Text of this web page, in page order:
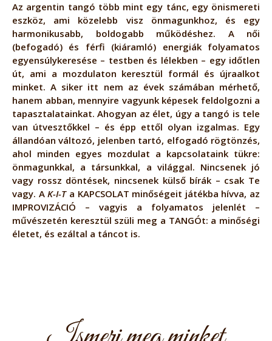
Az argentin tangó több mint egy tánc, egy önismereti
eszköz, ami közelebb visz önmagunkhoz, és egy
harmonikusabb, boldogabb működéshez. A női
(befogadó) és férfi (kiáramló) energiák folyamatos
egyensúlykeresése – testben és lélekben – egy időtlen
út, ami a mozdulaton keresztül formál és újraalkot
minket. A siker itt nem az évek számában mérhető,
hanem abban, mennyire vagyunk képesek feldolgozni a
tapasztalatainkat. Ahogyan az élet, úgy a tangó is tele
van útvesztőkkel – és épp ettől olyan izgalmas. Egy
állandóan változó, jelenben tartó, elfogadó rögtönzés,
ahol minden egyes mozdulat a kapcsolataink tükre:
önmagunkkal, a társunkkal, a világgal. Nincsenek jó
vagy rossz döntések, nincsenek külső bírák – csak Te
vagy. AK-I-Ta KAPCSOLAT minőségeit játékba hívva, az
IMPROVIZÁCIÓ – vagyis a folyamatos jelenlét –
művészetén keresztül szüli meg a TANGÓt: a minőségi
életet, és ezáltal a táncot is.